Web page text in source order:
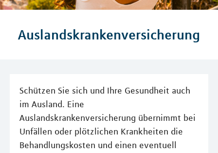
Auslandskrankenversicherung
Schützen Sie sich und Ihre Gesundheit auch
im Ausland. Eine
Auslandskrankenversicherung übernimmt bei
Unfällen oder plötzlichen Krankheiten die
Behandlungskosten und einen eventuell